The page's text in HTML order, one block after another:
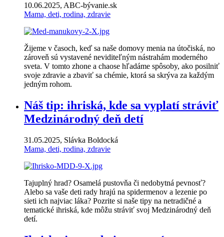
10.06.2025, ABC-bývanie.sk
Mama, deti, rodina, zdravie
Žijeme v časoch, keď sa naše domovy menia na útočiská, no
zároveň sú vystavené neviditeľným nástrahám moderného
sveta. V tomto zhone a chaose hľadáme spôsoby, ako posilniť
svoje zdravie a zbaviť sa chémie, ktorá sa skrýva za každým
jedným rohom.
Náš tip: ihriská, kde sa vyplatí stráviť
Medzinárodný deň detí
31.05.2025, Slávka Boldocká
Mama, deti, rodina, zdravie
Tajuplný hrad? Osamelá pustovňa či nedobytná pevnosť?
Alebo sa vaše deti rady hrajú na spidermenov a lezenie po
sieti ich najviac láka? Pozrite si naše tipy na netradičné a
tematické ihriská, kde môžu stráviť svoj Medzinárodný deň
detí.